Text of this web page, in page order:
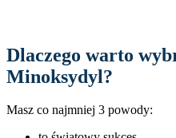
Dlaczego warto
Minoksydyl?
Masz co najmniej 3 powody: